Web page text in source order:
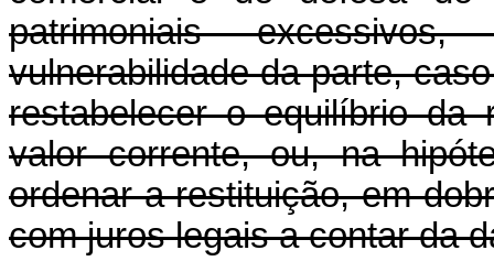
patrimoniais
vulnerabilidade da parte,
restabelecer o equilíbrio da
valor corrente, ou, na
ordenar a restituição, em
com juros legais a contar da